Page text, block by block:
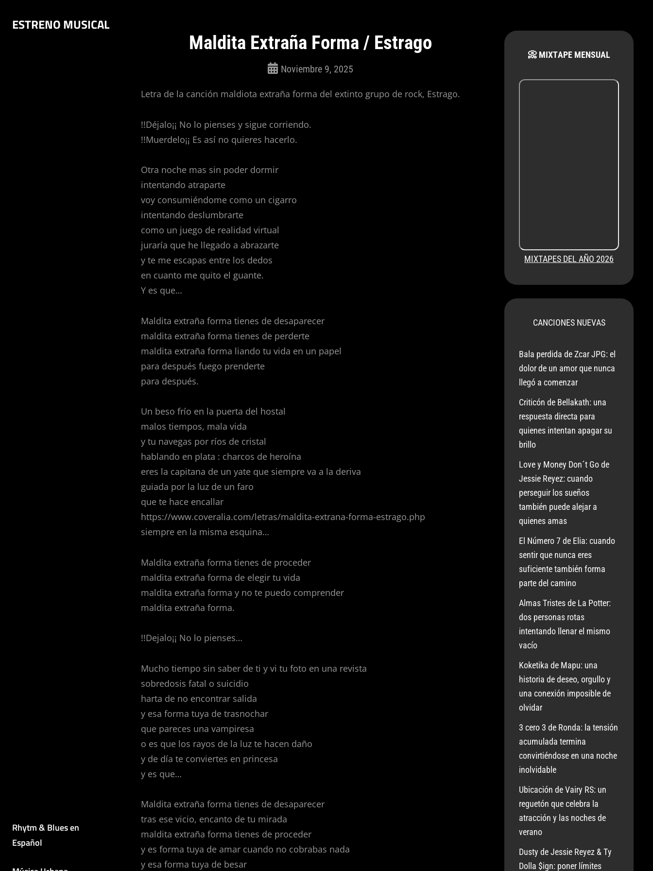
ESTRENO MUSICAL
Rhytm & Blues en
Español
Maldita Extraña Forma / Estrago
Noviembre 9, 2025
Letra de la canción maldiota extraña forma del extinto grupo de rock, Estrago.
!!Déjalo¡¡ No lo pienses y sigue corriendo.
!!Muerdelo¡¡ Es así no quieres hacerlo.
Otra noche mas sin poder dormir
intentando atraparte
voy consumiéndome como un cigarro
intentando deslumbrarte
como un juego de realidad virtual
juraría que he llegado a abrazarte
y te me escapas entre los dedos
en cuanto me quito el guante.
Y es que…
Maldita extraña forma tienes de desaparecer
maldita extraña forma tienes de perderte
maldita extraña forma liando tu vida en un papel
para después fuego prenderte
para después.
Un beso frío en la puerta del hostal
malos tiempos, mala vida
y tu navegas por ríos de cristal
hablando en plata : charcos de heroína
eres la capitana de un yate que siempre va a la deriva
guiada por la luz de un faro
que te hace encallar
https://www.coveralia.com/letras/maldita-extrana-forma-estrago.php
siempre en la misma esquina…
Maldita extraña forma tienes de proceder
maldita extraña forma de elegir tu vida
maldita extraña forma y no te puedo comprender
maldita extraña forma.
!!Dejalo¡¡ No lo pienses…
Mucho tiempo sin saber de ti y vi tu foto en una revista
sobredosis fatal o suicidio
harta de no encontrar salida
y esa forma tuya de trasnochar
que pareces una vampiresa
o es que los rayos de la luz te hacen daño
y de día te conviertes en princesa
y es que…
Maldita extraña forma tienes de desaparecer
tras ese vicio, encanto de tu mirada
maldita extraña forma tienes de proceder
y es forma tuya de amar cuando no cobrabas nada
y esa forma tuya de besar
📀 MIXTAPE MENSUAL
MIXTAPES DEL AÑO 2026
CANCIONES NUEVAS
Bala perdida de Zcar JPG: el
dolor de un amor que nunca
llegó a comenzar
Criticón de Bellakath: una
respuesta directa para
quienes intentan apagar su
brillo
Love y Money Don´t Go de
Jessie Reyez: cuando
perseguir los sueños
también puede alejar a
quienes amas
El Número 7 de Elia: cuando
sentir que nunca eres
suficiente también forma
parte del camino
Almas Tristes de La Potter:
dos personas rotas
intentando llenar el mismo
vacío
Koketika de Mapu: una
historia de deseo, orgullo y
una conexión imposible de
olvidar
3 cero 3 de Ronda: la tensión
acumulada termina
convirtiéndose en una noche
inolvidable
Ubicación de Vairy RS: un
reguetón que celebra la
atracción y las noches de
verano
Dusty de Jessie Reyez & Ty
Dolla $ign: poner límites